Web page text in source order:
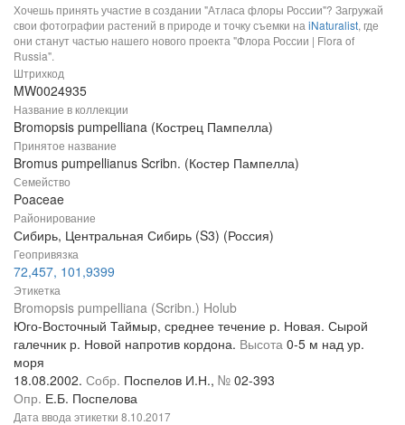
Хочешь принять участие в создании "Атласа флоры России"? Загружай
свои фотографии растений в природе и точку съемки на iNaturalist, где
они станут частью нашего нового проекта "Флора России | Flora of
Russia".
Штрихкод
MW0024935
Название в коллекции
Bromopsis pumpelliana (Кострец Пампелла)
Принятое название
Bromus pumpellianus Scribn. (Костер Пампелла)
Семейство
Poaceae
Районирование
Сибирь, Центральная Сибирь (S3) (Россия)
Геопривязка
72,457, 101,9399
Этикетка
Bromopsis pumpelliana (Scribn.) Holub
Юго-Восточный Таймыр, среднее течение р. Новая. Сырой
галечник р. Новой напротив кордона. Высота 0-5 м над ур.
моря
18.08.2002. Собр. Поспелов И.Н., № 02-393
Опр. Е.Б. Поспелова
Дата ввода этикетки 8.10.2017